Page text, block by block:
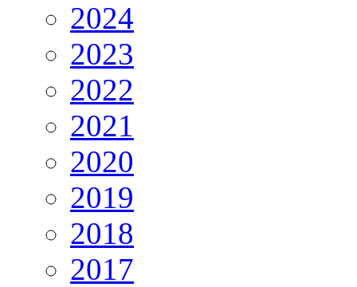
2024
2023
2022
2021
2020
2019
2018
2017